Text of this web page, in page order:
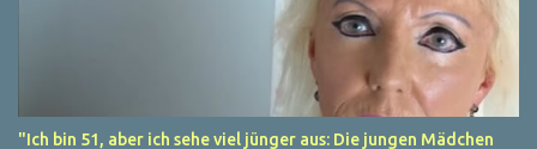
"Ich bin 51, aber ich sehe viel jünger aus: Die jungen Mädchen